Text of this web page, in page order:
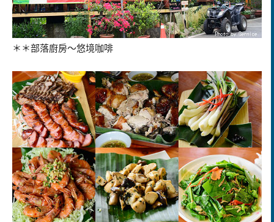
＊＊部落廚房～悠境咖啡